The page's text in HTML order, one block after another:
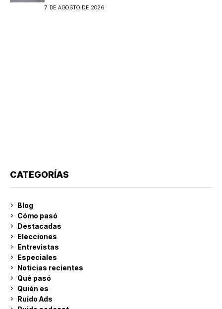
7 DE AGOSTO DE 2026
CATEGORÍAS
Blog
Cómo pasó
Destacadas
Elecciones
Entrevistas
Especiales
Noticias recientes
Qué pasó
Quién es
Ruido Ads